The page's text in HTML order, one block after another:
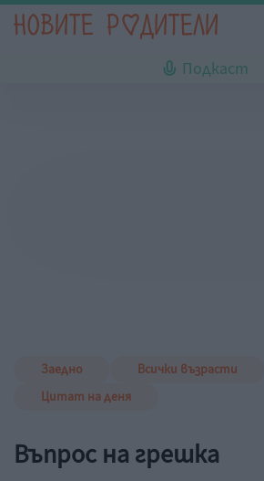
Подкаст
Заедно
Всички възрасти
Цитат на деня
Въпрос на грешка